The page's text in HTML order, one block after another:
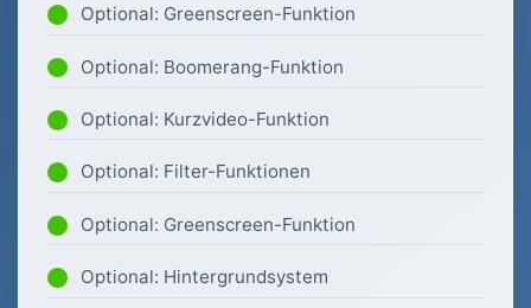
Optional: Greenscreen-Funktion
Optional: Boomerang-Funktion
Optional: Kurzvideo-Funktion
Optional: Filter-Funktionen
Optional: Greenscreen-Funktion
Optional: Hintergrundsystem